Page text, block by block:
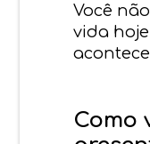
Você
vida
Como